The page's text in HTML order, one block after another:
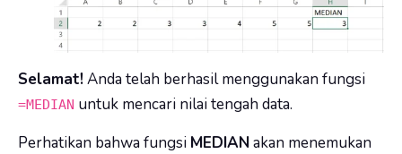
Selamat!Anda telah berhasil menggunakan fungsi
=MEDIAN untuk mencari nilai tengah data.
Perhatikan bahwa fungsi MEDIANakan menemukan